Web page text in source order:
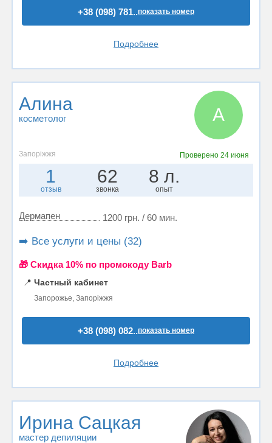
+38 (098) 781..показать номер
Подробнее
Алина
косметолог А
Запоріжжя Проверено 24 июня
1
отзыв
62
звонка
8 л.
опыт
Дермапен 1200 грн. / 60 мин.
➡️ Все услуги и цены (32)
🎁 Cкидка 10% по промокоду Barb
📍 Частный кабинет
Запорожье, Запоріжжя
+38 (098) 082..показать номер
Подробнее
Ирина Сацкая
мастер депиляции